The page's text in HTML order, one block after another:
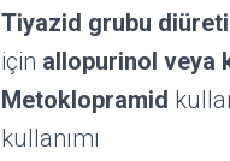
Tiyazid grubu
için allopurinol veya
Metoklopramid
kullanımı